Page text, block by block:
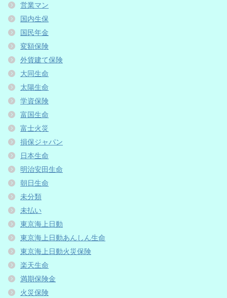
営業マン
国内生保
国民年金
変額保険
外貨建て保険
大同生命
太陽生命
学資保険
富国生命
富士火災
損保ジャパン
日本生命
明治安田生命
朝日生命
未分類
未払い
東京海上日動
東京海上日動あんしん生命
東京海上日動火災保険
楽天生命
満期保険金
火災保険